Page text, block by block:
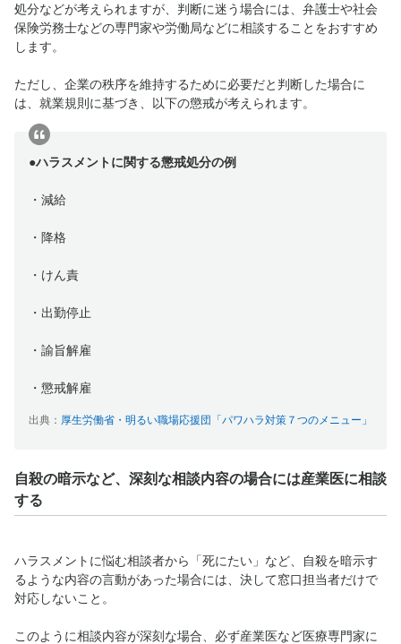
処分などが考えられますが、判断に迷う場合には、弁護士や社会
保険労務士などの専門家や労働局などに相談することをおすすめ
します。
ただし、企業の秩序を維持するために必要だと判断した場合に
は、就業規則に基づき、以下の懲戒が考えられます。
●ハラスメントに関する懲戒処分の例
・減給
・降格
・けん責
・出勤停止
・諭旨解雇
・懲戒解雇
出典： 厚生労働省・明るい職場応援団「パワハラ対策７つのメニュー」
自殺の暗示など、深刻な相談内容の場合には産業医に相談
する
ハラスメントに悩む相談者から「死にたい」など、自殺を暗示す
るような内容の言動があった場合には、決して窓口担当者だけで
対応しないこと。
このように相談内容が深刻な場合、必ず産業医など医療専門家に